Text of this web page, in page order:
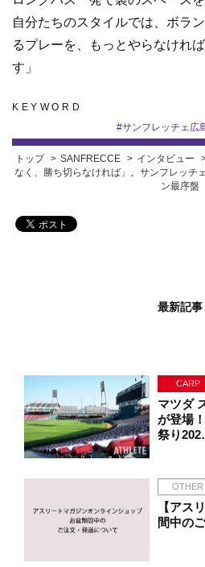
自分たちのスタイルでは、ボラ
るプレーを、もっとやらなけれ
す」
KEYWORD
#サンフレッチェ広
トップ SANFRECCE インタビュー
なく、勝ち切らなければ」。サンフレッチ
ン最序盤
最新記事
CARP
マツダ
が登場
祭り
OTHER
【アス
間中の